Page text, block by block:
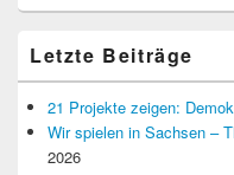
Letzte Beiträge
21 Projekte zeigen:
Wir spielen in Sachsen –
2026